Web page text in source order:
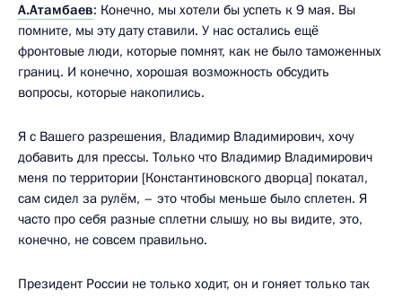
А.Атамбаев: Конечно, мы хотели бы успеть к 9 мая. Вы
помните, мы эту дату ставили. У нас остались ещё
фронтовые люди, которые помнят, как не было таможенных
границ. И конечно, хорошая возможность обсудить
вопросы, которые накопились.
Я с Вашего разрешения, Владимир Владимирович, хочу
добавить для прессы. Только что Владимир Владимирович
меня по территории [Константиновского дворца] покатал,
сам сидел за рулём, – это чтобы меньше было сплетен. Я
часто про себя разные сплетни слышу, но вы видите, это,
конечно, не совсем правильно.
Президент России не только ходит, он и гоняет только так